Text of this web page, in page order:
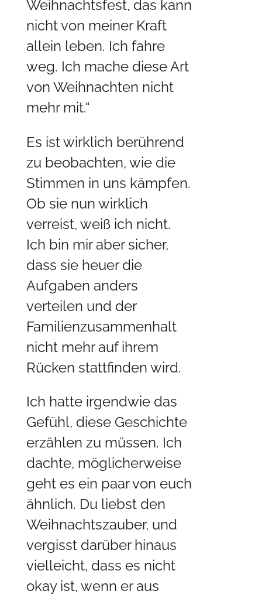
Weihnachtsfest, das kann
nicht von meiner Kraft
allein leben. Ich fahre
weg. Ich mache diese Art
von Weihnachten nicht
mehr mit.“
Es ist wirklich berührend
zu beobachten, wie die
Stimmen in uns kämpfen.
Ob sie nun wirklich
verreist, weiß ich nicht.
Ich bin mir aber sicher,
dass sie heuer die
Aufgaben anders
verteilen und der
Familienzusammenhalt
nicht mehr auf ihrem
Rücken stattfinden wird.
Ich hatte irgendwie das
Gefühl, diese Geschichte
erzählen zu müssen. Ich
dachte, möglicherweise
geht es ein paar von euch
ähnlich. Du liebst den
Weihnachtszauber, und
vergisst darüber hinaus
vielleicht, dass es nicht
okay ist, wenn er aus